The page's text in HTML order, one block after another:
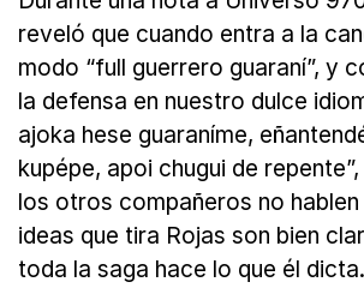
reveló que cuando entra a la
modo “full guerrero guaraní”, y
la defensa en nuestro dulce
ajoka hese guaraníme,
kupépe, apoi chugui de repente”,
los otros compañeros no hablen
ideas que tira Rojas son bien
toda la saga hace lo que él dicta.